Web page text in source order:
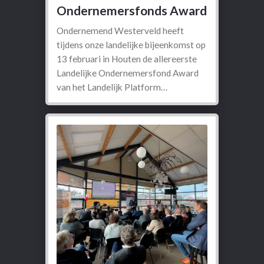
Ondernemersfonds Award
Ondernemend Westerveld heeft
tijdens onze landelijke bijeenkomst op
13 februari in Houten de allereerste
Landelijke Ondernemersfond Award
van het Landelijk Platform…